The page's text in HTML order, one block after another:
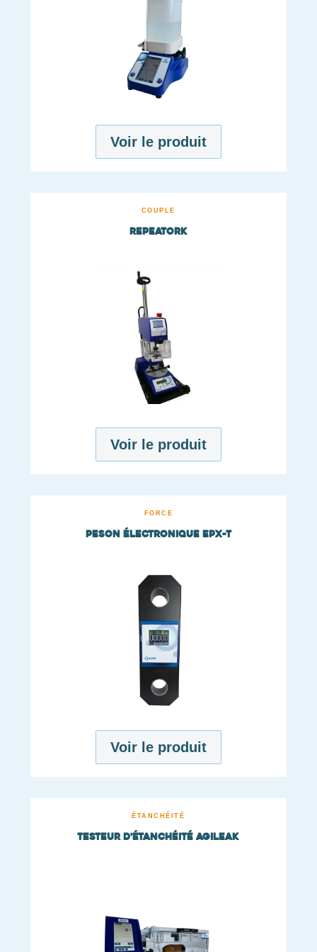
Voir le produit
COUPLE
Repeatork
Voir le produit
FORCE
Peson électronique EPX-T
Voir le produit
ÉTANCHÉITÉ
Testeur d’étanchéité AgiLeak